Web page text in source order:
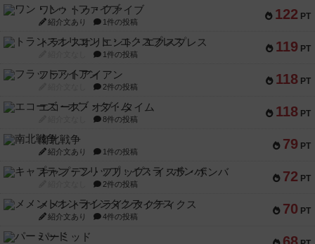
122 PT
ワン・トゥ・ファイブ
紹介文あり 1件の投稿
119 PT
トランスオリエント・エクスプレス
1件の投稿
118 PT
フラットアイアン
2件の投稿
118 PT
エコーズ・オブ・タイム
8件の投稿
79 PT
南北戦争
紹介文あり 1件の投稿
72 PT
キャプテン・フリップ：イスラ・ボンバ
2件の投稿
70 PT
メメントオンラインタクティクス
紹介文あり 4件の投稿
パーミッド